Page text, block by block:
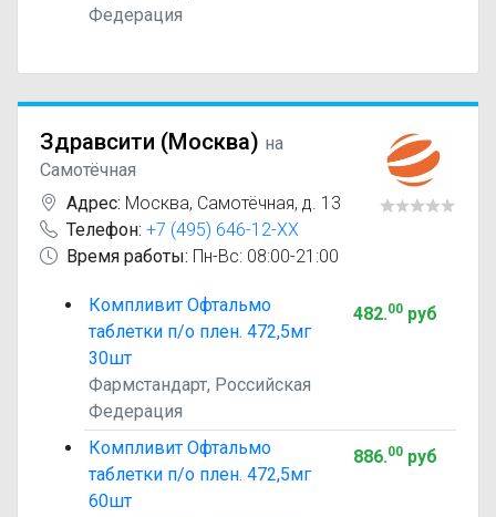
Федерация
Здравсити (Москва) на
Самотёчная
Адрес: Москва, Самотёчная, д. 13
Телефон: +7 (495) 646-12-XX
Время работы: Пн-Вс: 08:00-21:00
Компливит Офтальмо
таблетки п/о плен. 472,5мг
30шт
Фармстандарт, Российская
Федерация
482.00руб
Компливит Офтальмо
таблетки п/о плен. 472,5мг
60шт
886.00руб